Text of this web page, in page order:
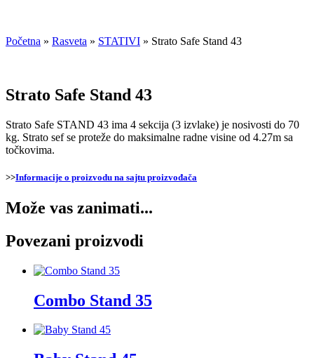
Početna » Rasveta » STATIVI » Strato Safe Stand 43
Strato Safe Stand 43
Strato Safe STAND 43 ima 4 sekcija (3 izvlake) je nosivosti do 70
kg. Strato sef se proteže do maksimalne radne visine od 4.27m sa
točkovima.
>>Informacije o proizvodu na sajtu proizvođača
Može vas zanimati...
Povezani proizvodi
Combo Stand 35